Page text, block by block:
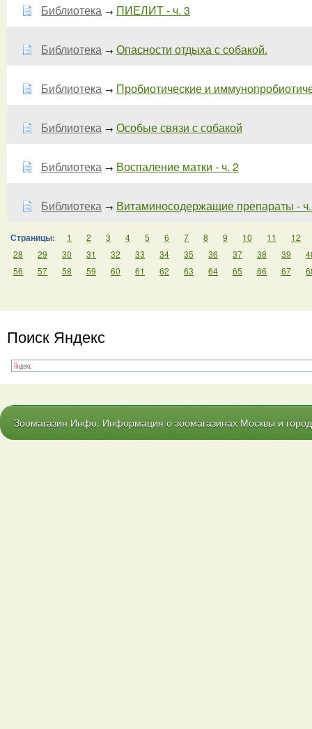
Библиотека → ПИЕЛИТ - ч. 3
Библиотека → Опасности отдыха с собакой.
Библиотека → Пробиотические и
Библиотека → Особые связи с собакой
Библиотека → Воспаление матки - ч. 2
Библиотека → Витаминосодержащие препараты -
Страницы: 1 2 3 4 5 6 7 8 9 10 11
12
28
29 30 31 32 33 34 35 36 37 38 39
56
57 58 59 60 61 62 63 64 65 66 67
Поиск Яндекс
Зоомагазин Инфо. Информация о зоомагазинах Москвы и